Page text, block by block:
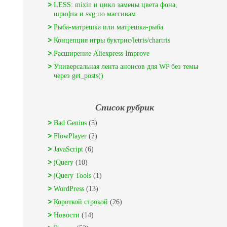
LESS: mixin и цикл замены цвета фона,
шрифта и svg по массивам
Рыба-матрёшка или матрёшка-рыба
Концепция игры буктрис/letris/chartris
Расширение Aliexpress Improve
Универсальная лента анонсов для WP без темы
через get_posts()
Список рубрик
Bad Genius (5)
FlowPlayer (2)
JavaScript (6)
jQuery (10)
jQuery Tools (1)
WordPress (13)
Короткой строкой (26)
Новости (14)